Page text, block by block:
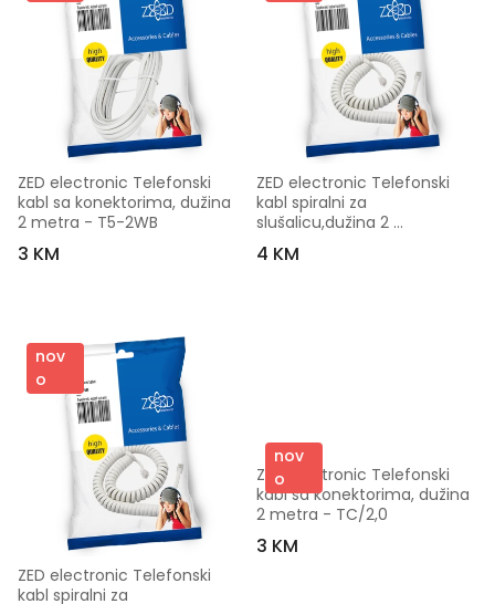
ZED electronic Telefonski
kabl sa konektorima, dužina
2 metra - T5-2WB
3 KM
ZED electronic Telefonski
kabl spiralni za
slušalicu,dužina 2
metra,bijeli - T6-2WB
4 KM
nov
o
ZED electronic Telefonski
kabl spiralni za
nov
o
ZED electronic Telefonski
kabl sa konektorima, dužina
2 metra - TC/2,0
3 KM